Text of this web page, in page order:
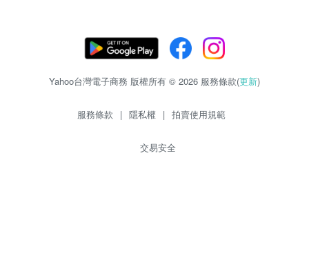
Yahoo台灣電子商務 版權所有 © 2026 服務條款(更新)
服務條款 | 隱私權 | 拍賣使用規範
交易安全